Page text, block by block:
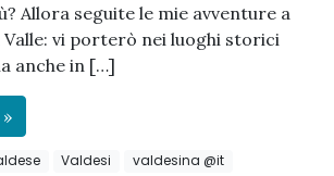
Allora seguite le mie avventure a
Valle: vi porterò nei luoghi storici
anche in […]
Valdesi
valdesina @it